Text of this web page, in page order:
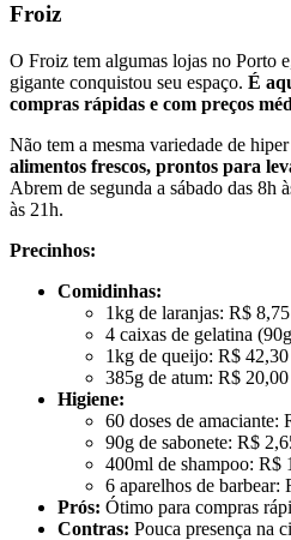
Froiz
O Froiz tem algumas lojas no Porto
gigante conquistou seu espaço. É
compras rápidas e com preços
Não tem a mesma variedade de
alimentos frescos, prontos para
Abrem de segunda a sábado das 8h
às 21h.
Precinhos:
Comidinhas:
1kg de laranjas: R$ 8,75
4 caixas de gelatina
1kg de queijo: R$ 42,30
385g de atum: R$ 20,00
Higiene:
60 doses de amaciante:
90g de sabonete: R$
400ml de shampoo: R$
6 aparelhos de barbear:
Prós: Ótimo para compras
Contras: Pouca presença na